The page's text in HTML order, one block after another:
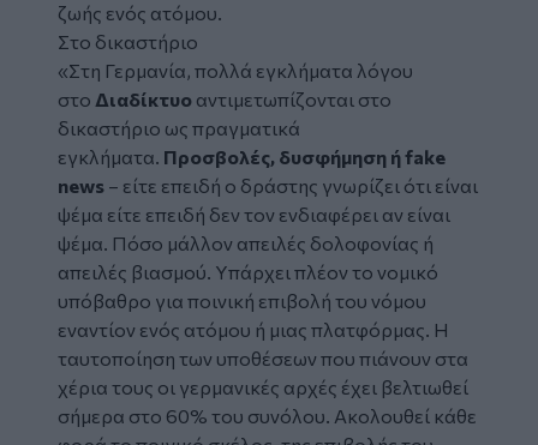
ζωής ενός ατόμου.
Στο δικαστήριο
«Στη Γερμανία, πολλά εγκλήματα λόγου
στο Διαδίκτυο αντιμετωπίζονται στο
δικαστήριο ως πραγματικά
εγκλήματα. Προσβολές, δυσφήμηση ή fake
news – είτε επειδή ο δράστης γνωρίζει ότι είναι
ψέμα είτε επειδή δεν τον ενδιαφέρει αν είναι
ψέμα. Πόσο μάλλον απειλές δολοφονίας ή
απειλές βιασμού. Υπάρχει πλέον το νομικό
υπόβαθρο για ποινική επιβολή του νόμου
εναντίον ενός ατόμου ή μιας πλατφόρμας. Η
ταυτοποίηση των υποθέσεων που πιάνουν στα
χέρια τους οι γερμανικές αρχές έχει βελτιωθεί
σήμερα στο 60% του συνόλου. Ακολουθεί κάθε